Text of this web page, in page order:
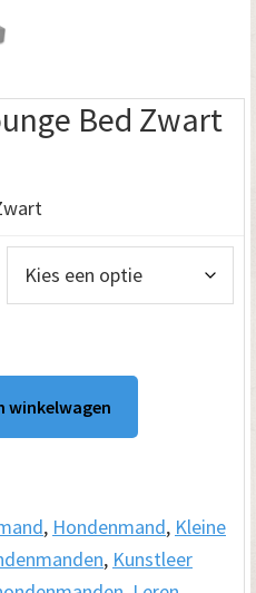
Bed Zwart
winkelwagen
, Hondenmand, Kleine
, Kunstleer